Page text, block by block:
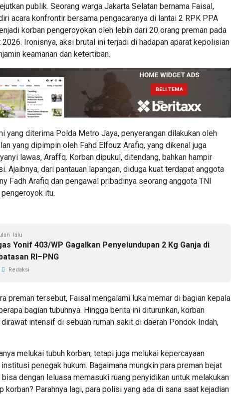
publik. Seorang warga Jakarta Selatan bernama Faisal,
acara konfrontir bersama pengacaranya di lantai 2 RPK PPA
korban pengeroyokan oleh lebih dari 20 orang preman pada
2026. Ironisnya, aksi brutal ini terjadi di hadapan aparat kepolisian
keamanan dan ketertiban.
yang diterima Polda Metro Jaya, penyerangan dilakukan oleh
yang dipimpin oleh Fahd Elfouz Arafiq, yang dikenal juga
lawas, Araffq. Korban dipukul, ditendang, bahkan hampir
Ajaibnya, dari pantauan lapangan, diduga kuat terdapat anggota
Fadh Arafiq dan pengawal pribadinya seorang anggota TNI
itu.
lalu
Yonif 403/WP Gagalkan Penyelundupan 2 Kg Ganja di
RI–PNG
Redaksi
preman tersebut, Faisal mengalami luka memar di bagian kepala
bagian tubuhnya. Hingga berita ini diturunkan, korban
intensif di sebuah rumah sakit di daerah Pondok Indah,
melukai tubuh korban, tetapi juga melukai kepercayaan
penegak hukum. Bagaimana mungkin para preman bejat
dengan leluasa memasuki ruang penyidikan untuk melakukan
korban? Parahnya lagi, para polisi yang ada di sana saat kejadian